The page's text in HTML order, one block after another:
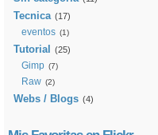
Tecnica (17)
eventos (1)
Tutorial (25)
Gimp (7)
Raw (2)
Webs / Blogs (4)